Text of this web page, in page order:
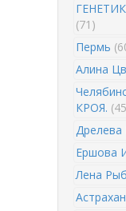
(71)
Пермь
Алина
КРОЯ.
Ершова
Лена